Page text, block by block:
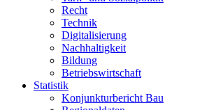
Recht
Technik
Digitalisierung
Nachhaltigkeit
Bildung
Betriebswirtschaft
Statistik
Konjunkturbericht Bau